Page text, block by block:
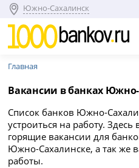
Южно-Сахалинск
Главная
Вакансии в банках
Список банков Южно-
устроиться на работу. Здесь
горящие вакансии для
Южно-Сахалинске, а так же
работы.